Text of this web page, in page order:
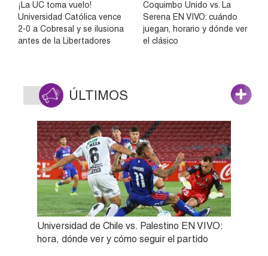
¡La UC toma vuelo!
Universidad Católica vence
2-0 a Cobresal y se ilusiona
antes de la Libertadores
Coquimbo Unido vs. La
Serena EN VIVO: cuándo
juegan, horario y dónde ver
el clásico
ÚLTIMOS
Universidad de Chile vs. Palestino EN VIVO:
hora, dónde ver y cómo seguir el partido